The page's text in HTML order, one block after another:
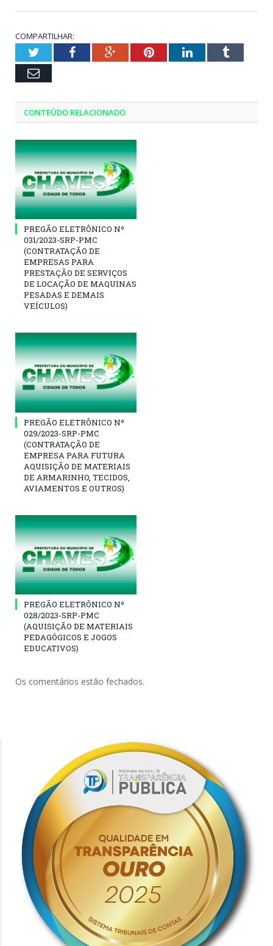
COMPARTILHAR:
TwitterFacebookGoogle+PinterestLinkedInTumblr
Email
CONTEÚDO RELACIONADO
PREGÃO ELETRÔNICO Nº
031/2023-SRP-PMC
(CONTRATAÇÃO DE
EMPRESAS PARA
PRESTAÇÃO DE SERVIÇOS
DE LOCAÇÃO DE MAQUINAS
PESADAS E DEMAIS
VEÍCULOS)
PREGÃO ELETRÔNICO Nº
029/2023-SRP-PMC
(CONTRATAÇÃO DE
EMPRESA PARA FUTURA
AQUISIÇÃO DE MATERIAIS
DE ARMARINHO, TECIDOS,
AVIAMENTOS E OUTROS)
PREGÃO ELETRÔNICO Nº
028/2023-SRP-PMC
(AQUISIÇÃO DE MATERIAIS
PEDAGÓGICOS E JOGOS
EDUCATIVOS)
Os comentários estão fechados.